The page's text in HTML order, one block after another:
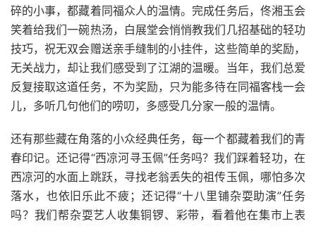
碎的小事，都藏着同福众人的温情。完成任务后，佟湘玉会
笑着给我们一碗热汤，白展堂会悄悄教我们几招基础的轻功
技巧，祝无双会赠送亲手缝制的小挂件，这些简单的奖励，
无关战力，却让我们感受到了江湖的温暖。当年，我们总爱
反复接取这道任务，不为奖励，只为能多待在同福客栈一会
儿，多听几句他们的唠叨，多感受几分家一般的温情。
还有那些藏在角落的小众经典任务，每一个都藏着我们的青
春印记。还记得“西凉河寻玉佩”任务吗？我们踩着轻功，在
西凉河的水面上跳跃，寻找老翁丢失的祖传玉佩，哪怕多次
落水，也依旧乐此不疲；还记得“十八里铺杂耍助演”任务
吗？我们帮杂耍艺人收集铜锣、彩带，看着他在集市上表